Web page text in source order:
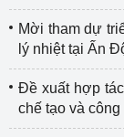
Mời tham dự
lý nhiệt tại Ấn
Đề xuất hợp
chế tạo và